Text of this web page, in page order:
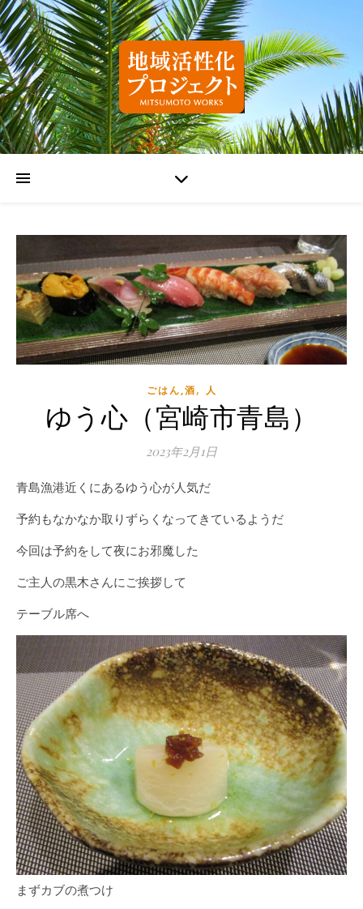
ごはん,酒, 人
ゆう心（宮崎市青島）
2023年2月1日
青島漁港近くにあるゆう心が人気だ
予約もなかなか取りずらくなってきているようだ
今回は予約をして夜にお邪魔した
ご主人の黒木さんにご挨拶して
テーブル席へ
まずカブの煮つけ